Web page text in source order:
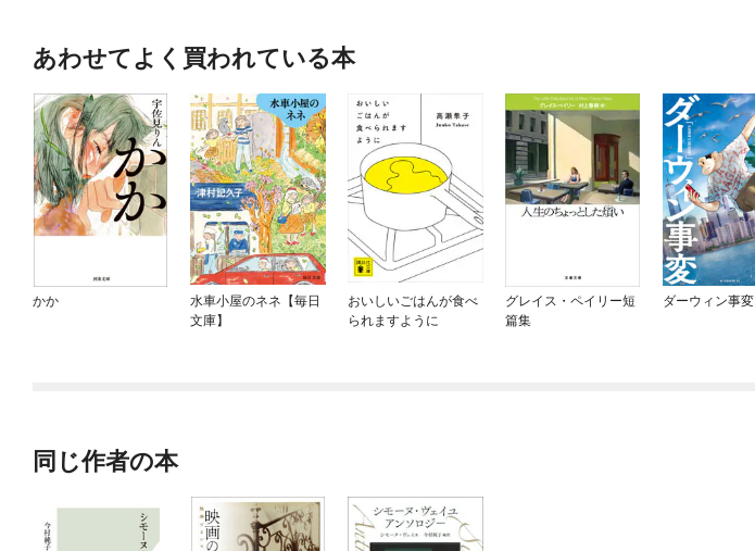
あわせてよく買われている本
かか
水車小屋のネネ【毎日
文庫】
おいしいごはんが食べ
られますように
グレイス・ペイリー短
篇集
ダーウィン事変
同じ作者の本